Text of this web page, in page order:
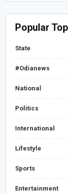
Popular
State
#Odianews
National
Politics
International
Lifestyle
Sports
Entertainment